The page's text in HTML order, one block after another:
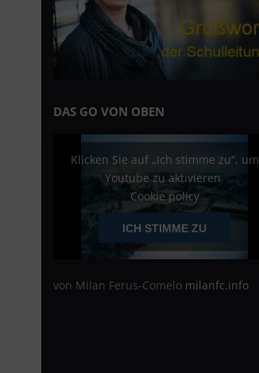
DAS GO VON OBEN
Klicken Sie auf „Ich stimme zu“, um
Youtube zu aktivieren
Cookie policy
ICH STIMME ZU
von Milan Ferus-Comelo milanfc.info